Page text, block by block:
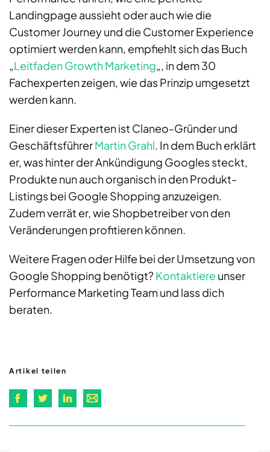
Landingpage aussieht oder auch wie die
Customer Journey und die Customer Experience
optimiert werden kann, empfiehlt sich das Buch
„Leitfaden Growth Marketing„, in dem 30
Fachexperten zeigen, wie das Prinzip umgesetzt
werden kann.
Einer dieser Experten ist Claneo-Gründer und
GeschäftsführerMartin Grahl. In dem Buch erklärt
er, was hinter der Ankündigung Googles steckt,
Produkte nun auch organisch in den Produkt-
Listings bei Google Shopping anzuzeigen.
Zudem verrät er, wie Shopbetreiber von den
Veränderungen profitieren können.
Weitere Fragen oder Hilfe bei der Umsetzung von
Google Shopping benötigt?Kontaktiere unser
Performance Marketing Team und lass dich
beraten.
Artikel teilen